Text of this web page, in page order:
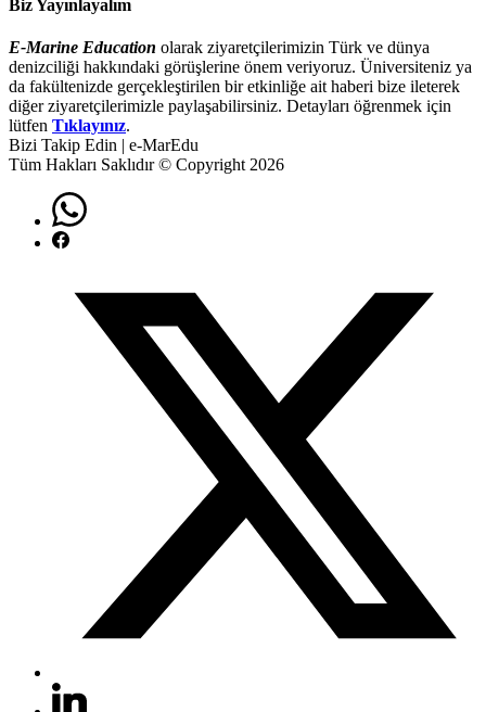
Biz Yayınlayalım
E-Marine Education olarak ziyaretçilerimizin Türk ve dünya
denizciliği hakkındaki görüşlerine önem veriyoruz. Üniversiteniz ya
da fakültenizde gerçekleştirilen bir etkinliğe ait haberi bize ileterek
diğer ziyaretçilerimizle paylaşabilirsiniz. Detayları öğrenmek için
lütfen Tıklayınız.
Bizi Takip Edin | e-MarEdu
Tüm Hakları Saklıdır © Copyright 2026